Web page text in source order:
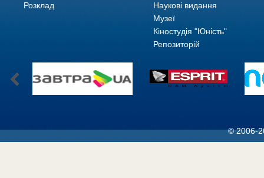
Розклад
Наукові видання
Музеї
Кіностудія "Юність"
Репозиторій
© 2006-